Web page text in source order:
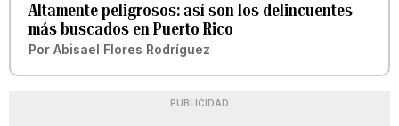
Altamente peligrosos: así son los delincuentes
más buscados en Puerto Rico
Por Abisael Flores Rodríguez
PUBLICIDAD